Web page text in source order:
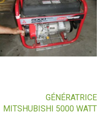
GÉNÉRATRICE
MITSHUBISHI 5000 WATT